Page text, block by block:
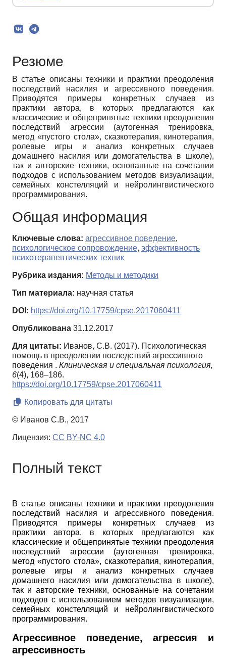
Резюме
В статье описаны техники и практики преодоления
последствий насилия и агрессивного поведения.
Приводятся примеры конкретных случаев из
практики автора, в которых предлагаются как
классические и общепринятые техники преодоления
последствий агрессии (аутогенная тренировка,
метод «пустого стола», сказкотерапия, кинотерапия,
ролевые игры и анализ конкретных случаев
домашнего насилия или домогательства в школе),
так и авторские техники, основанные на сочетании
подходов с использованием методов визуализации,
семейных констелляций и нейролингвистического
программирования.
Общая информация
Ключевые слова: агрессивное поведение,
психологическое сопровождение, эффективность
психотерапевтических техник
Рубрика издания: Методы и методики
Тип материала: научная статья
DOI: https://doi.org/10.17759/cpse.2017060411
Опубликована 31.12.2017
Для цитаты: Иванов, С.В. (2017). Психологическая
помощь в преодолении последствий агрессивного
поведения . Клиническая и специальная психология,
6(4), 168–186.
https://doi.org/10.17759/cpse.2017060411
Копировать для цитаты
© Иванов С.В., 2017
Лицензия: CC BY-NC 4.0
Полный текст
В статье описаны техники и практики преодоления
последствий насилия и агрессивного поведения.
Приводятся примеры конкретных случаев из
практики автора, в которых предлагаются как
классические и общепринятые техники преодоления
последствий агрессии (аутогенная тренировка,
метод «пустого стола», сказкотерапия, кинотерапия,
ролевые игры и анализ конкретных случаев
домашнего насилия или домогательства в школе),
так и авторские техники, основанные на сочетании
подходов с использованием методов визуализации,
семейных констелляций и нейролингвистического
программирования.
Агрессивное поведение, агрессия и
агрессивность